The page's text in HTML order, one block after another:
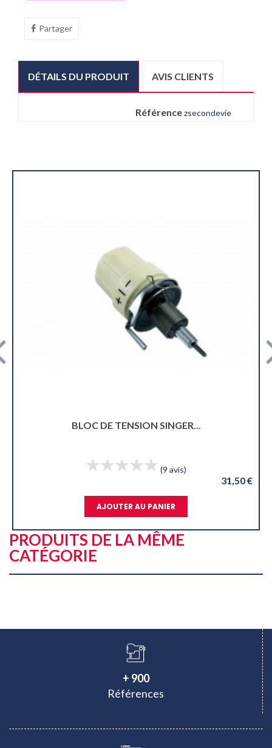
Partager
DÉTAILS DU PRODUIT AVIS CLIENTS
Référencezsecondevie
PRODUITS DE LA MÊME
CATÉGORIE
SINGER...
+ 900
Références